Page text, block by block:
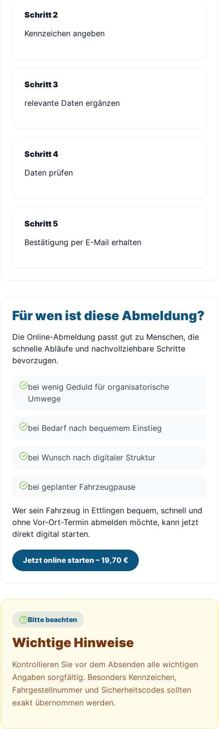
Schritt 2
Kennzeichen angeben
Schritt 3
relevante Daten ergänzen
Schritt 4
Daten prüfen
Schritt 5
Bestätigung per E-Mail erhalten
Für wen ist diese Abmeldung?
Die Online-Abmeldung passt gut zu Menschen, die
schnelle Abläufe und nachvollziehbare Schritte
bevorzugen.
bei wenig Geduld für organisatorische
Umwege
bei Bedarf nach bequemem Einstieg
bei Wunsch nach digitaler Struktur
bei geplanter Fahrzeugpause
Wer sein Fahrzeug in Ettlingen bequem, schnell und
ohne Vor-Ort-Termin abmelden möchte, kann jetzt
direkt digital starten.
Jetzt online starten – 19,70 €
Bitte beachten
Wichtige Hinweise
Kontrollieren Sie vor dem Absenden alle wichtigen
Angaben sorgfältig. Besonders Kennzeichen,
Fahrgestellnummer und Sicherheitscodes sollten
exakt übernommen werden.